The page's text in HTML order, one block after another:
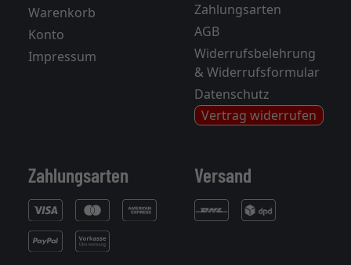
Warenkorb
Konto
Impressum
Zahlungsarten
AGB
Widerrufsbelehrung
& Widerrufsformular
Datenschutz
Vertrag widerrufen
Zahlungsarten Versand